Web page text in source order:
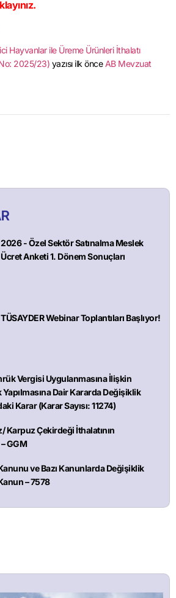
Hayvanlar ile Üreme Ürünleri İthalatı
2025/23) yazısı ilk önce AB Mevzuat
2026 - Özel Sektör Satınalma Meslek
Ücret Anketi 1. Dönem Sonuçları
TÜSAYDER Webinar Toplantıları Başlıyor!
Vergisi Uygulanmasına İlişkin
Dair Kararda Değişiklik
Karar (Karar Sayısı: 11274)
Karpuz Çekirdeği İthalatının
GGM
ve Bazı Kanunlarda Değişiklik
– 7578